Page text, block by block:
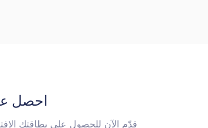
احصل
قدّم الآن للحصول على بطاقتك